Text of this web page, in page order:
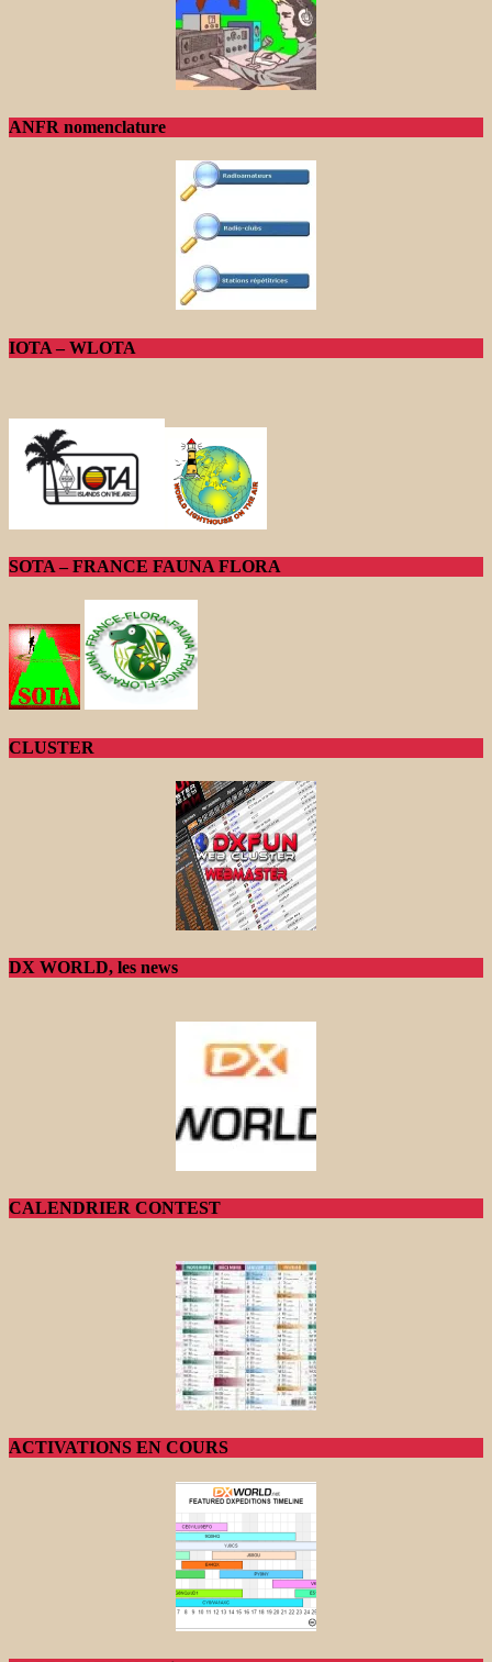
ANFR nomenclature
IOTA – WLOTA
SOTA – FRANCE FAUNA FLORA
CLUSTER
DX WORLD, les news
CALENDRIER CONTEST
ACTIVATIONS EN COURS